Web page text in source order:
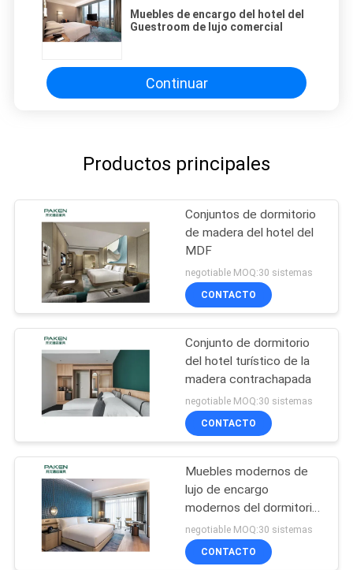
Muebles de encargo del hotel del
Guestroom de lujo comercial
Continuar
Productos principales
Conjuntos de dormitorio
de madera del hotel del
MDF
negotiable MOQ:30 sistemas
CONTACTO
Conjunto de dormitorio
del hotel turístico de la
madera contrachapada
negotiable MOQ:30 sistemas
CONTACTO
Muebles modernos de
lujo de encargo
modernos del dormitorio
del hotel de cinco
estrellas para el proyecto
superior del hotel
negotiable MOQ:30 sistemas
CONTACTO